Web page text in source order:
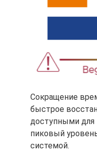
Сокращение
быстрое
доступными для
пиковый
системой.